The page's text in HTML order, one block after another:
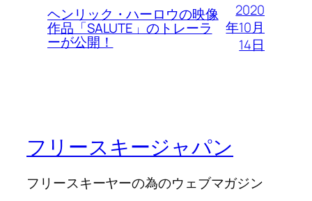
ヘンリック・ハーロウの映像
作品「SALUTE」のトレーラ
ーが公開！
2020
年10月
14日
フリースキージャパン
フリースキーヤーの為のウェブマガジン